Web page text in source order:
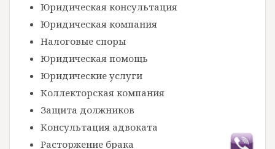
Юридическая консультация
Юридическая компания
Налоговые споры
Юридическая помощь
Юридические услуги
Коллекторская компания
Защита должников
Консультация адвоката
Расторжение брака